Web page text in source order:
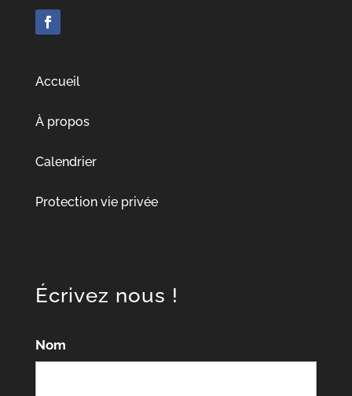
Accueil
À propos
Calendrier
Protection vie privée
Écrivez nous !
Nom